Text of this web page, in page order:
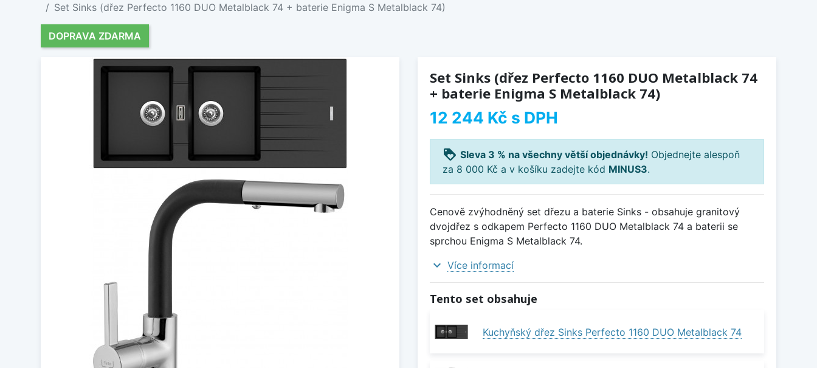
Set Sinks (dřez Perfecto 1160 DUO Metalblack 74 + baterie Enigma S Metalblack 74)
DOPRAVA ZDARMA
Set Sinks (dřez Perfecto 1160 DUO Metalblack 74
+ baterie Enigma S Metalblack 74)
12 244 Kč s DPH
loyalty Sleva 3 % na všechny větší objednávky! Objednejte alespoň
za 8 000 Kč a v košíku zadejte kód MINUS3.
Cenově zvýhodněný set dřezu a baterie Sinks - obsahuje granitový
dvojdřez s odkapem Perfecto 1160 DUO Metalblack 74 a baterii se
sprchou Enigma S Metalblack 74.
expand_more Více informací
Tento set obsahuje
Kuchyňský dřez Sinks Perfecto 1160 DUO Metalblack 74